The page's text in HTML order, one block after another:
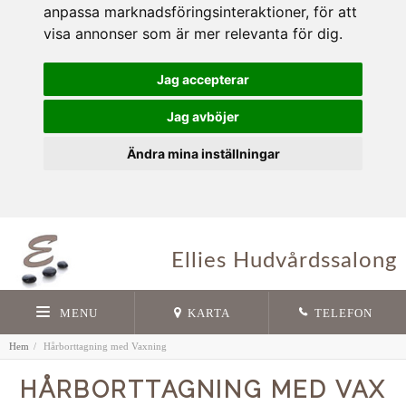
anpassa marknadsföringsinteraktioner, för att
visa annonser som är mer relevanta för dig.
Jag accepterar
Jag avböjer
Ändra mina inställningar
Ellies Hudvårdssalong
MENU KARTA TELEFON
Hem Hårborttagning med Vaxning
HÅRBORTTAGNING MED VAX